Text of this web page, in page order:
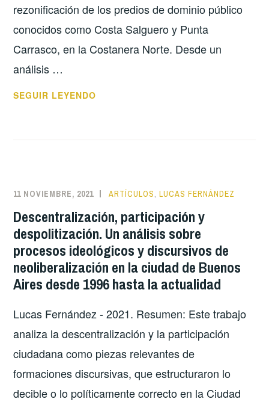
rezonificación de los predios de dominio público
conocidos como Costa Salguero y Punta
Carrasco, en la Costanera Norte. Desde un
análisis …
SEGUIR LEYENDO
UN
DE
LA
COYUNTURA
IDEOLÓGICA
EN
DE
LA
REZONIFICACIÓN
DE
COSTA
SALGUERO
11 NOVIEMBRE, 2021 ARTÍCULOS,LUCAS FERNÁNDEZ
Descentralización, participación y
despolitización. Un análisis sobre
procesos ideológicos y discursivos de
neoliberalización en la ciudad de Buenos
Aires desde 1996 hasta la actualidad
Lucas Fernández - 2021. Resumen: Este trabajo
analiza la descentralización y la participación
ciudadana como piezas relevantes de
formaciones discursivas, que estructuraron lo
decible o lo políticamente correcto en la Ciudad